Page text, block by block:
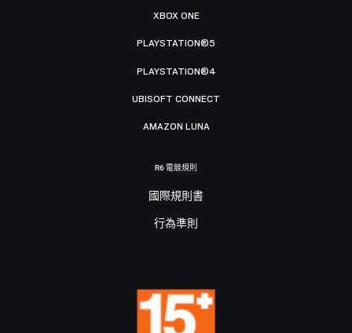
XBOX ONE
PLAYSTATION®5
PLAYSTATION®4
UBISOFT CONNECT
AMAZON LUNA
R6 電競規則
國際規則書
行為準則